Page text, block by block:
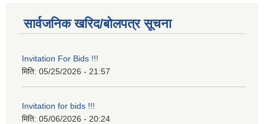
सार्वजनिक खरिद/बोलपत्र सूचना
Invitation For Bids !!!
मिति: 05/25/2026 - 21:57
Invitation for bids !!!
मिति: 05/06/2026 - 20:24